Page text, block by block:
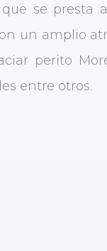
se presta
un amplio
perito
entre otros.